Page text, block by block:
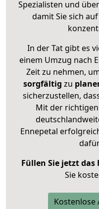
Spezialisten und
damit Sie sich
In der Tat gibt es
einem Umzug nach
Zeit zu nehmen,
sorgfältig zu
sicherzustellen,
Mit der
Ennepetal
Füllen Sie jetzt
Sie
Kostenlose